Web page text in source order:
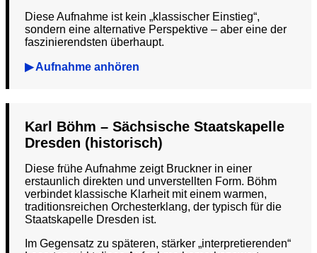
Diese Aufnahme ist kein „klassischer Einstieg“,
sondern eine alternative Perspektive – aber eine der
faszinierendsten überhaupt.
▶ Aufnahme anhören
Karl Böhm – Sächsische Staatskapelle
Dresden (historisch)
Diese frühe Aufnahme zeigt Bruckner in einer
erstaunlich direkten und unverstellten Form. Böhm
verbindet klassische Klarheit mit einem warmen,
traditionsreichen Orchesterklang, der typisch für die
Staatskapelle Dresden ist.
Im Gegensatz zu späteren, stärker „interpretierenden“